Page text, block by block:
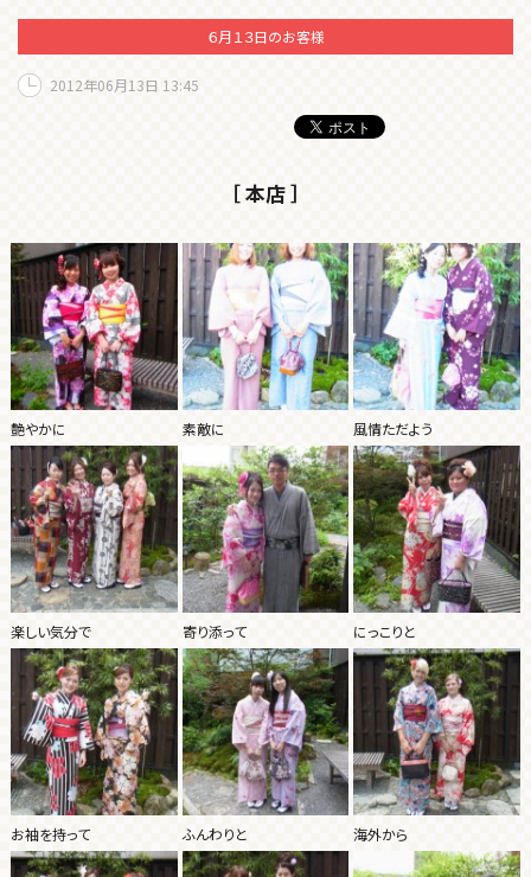
６月１３日のお客様
2012年06月13日 13:45
［ 本店 ］
艶やかに 素敵に 風情ただよう
楽しい気分で 寄り添って にっこりと
お袖を持って ふんわりと 海外から